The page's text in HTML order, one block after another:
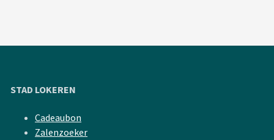
STAD LOKEREN
Cadeaubon
Zalenzoeker